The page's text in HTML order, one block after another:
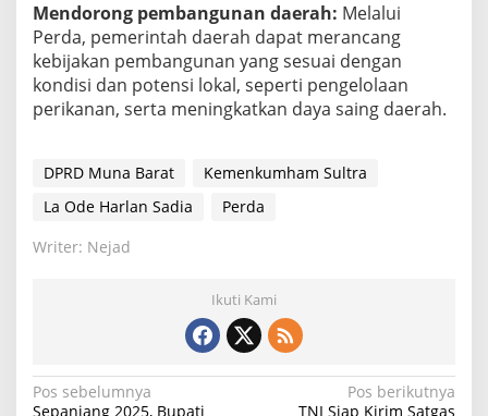
Mendorong pembangunan daerah: Melalui
Perda, pemerintah daerah dapat merancang
kebijakan pembangunan yang sesuai dengan
kondisi dan potensi lokal, seperti pengelolaan
perikanan, serta meningkatkan daya saing daerah.
DPRD Muna Barat
Kemenkumham Sultra
La Ode Harlan Sadia
Perda
Writer: Nejad
Ikuti Kami
Navigasi
Pos sebelumnya
Sepanjang 2025, Bupati
Pos berikutnya
TNI Siap Kirim Satgas